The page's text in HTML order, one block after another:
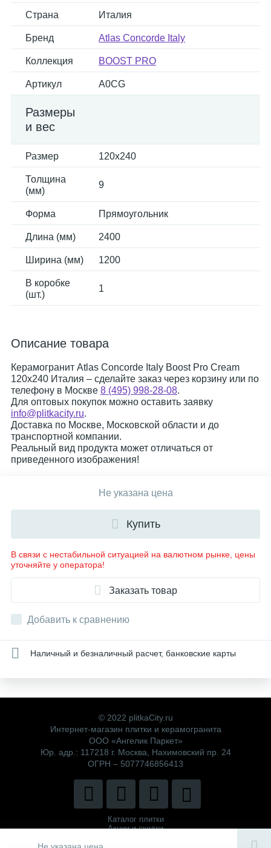
Страна Италия
Бренд Atlas Concorde Italy
Коллекция BOOST PRO
Артикул A0CG
Размеры
и вес
Размер 120x240
Толщина
(мм)
9
Форма Прямоугольник
Длина (мм) 2400
Ширина (мм) 1200
В коробке
(шт.)
1
Описание товара
Керамогранит Atlas Concorde Italy Boost Pro Cream
120x240 Италия – сделайте заказ через корзину или по
телефону в Москве 8 (495) 998-28-08.
Для оптовых покупок можно оставить заявку
info@plitkacity.ru.
Доставка по Москве, Московской области и до
транспортной компании.
Реальный вид продукта может отличаться от
приведенного изображения!
Не указана цена
Не указана цена
Купить
В связи с нестабильной ситуацией на валютном рынке, цены
уточняйте у оператора!
Заказать товар
Добавить к сравнению
Наличный и безналичный расчет, банковские карты
© 2022 plitkaCity.ru
Интернет-магазин плитки и керамогранита
ООО «Ангелик Паркет»
Юр. адр.: 117218 г. Москва, Нахимовский пр. 24
ОГРН – 5077746856413
Каталог плитки
Акции и скидки